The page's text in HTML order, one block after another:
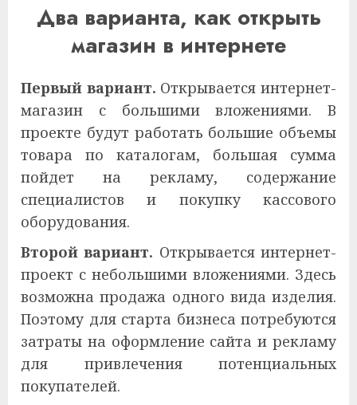
Два варианта, как открыть
магазин в интернете
Первый вариант. Открывается интернет-
магазин с большими вложениями. В
проекте будут работать большие объемы
товара по каталогам, большая сумма
пойдет на рекламу, содержание
специалистов и покупку кассового
оборудования.
Второй вариант. Открывается интернет-
проект с небольшими вложениями. Здесь
возможна продажа одного вида изделия.
Поэтому для старта бизнеса потребуются
затраты на оформление сайта и рекламу
для привлечения потенциальных
покупателей.